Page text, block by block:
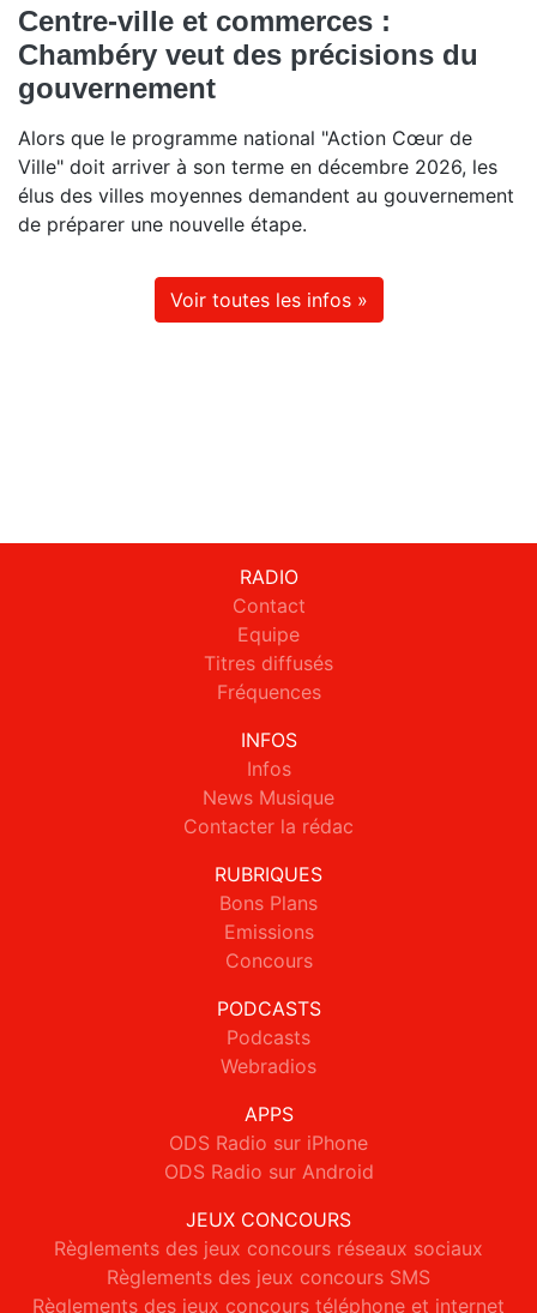
Centre-ville et commerces :
Chambéry veut des précisions du
gouvernement
Alors que le programme national "Action Cœur de
Ville" doit arriver à son terme en décembre 2026, les
élus des villes moyennes demandent au gouvernement
de préparer une nouvelle étape.
Voir toutes les infos »
RADIO
Contact
Equipe
Titres diffusés
Fréquences
INFOS
Infos
News Musique
Contacter la rédac
RUBRIQUES
Bons Plans
Emissions
Concours
PODCASTS
Podcasts
Webradios
APPS
ODS Radio sur iPhone
ODS Radio sur Android
JEUX CONCOURS
Règlements des jeux concours réseaux sociaux
Règlements des jeux concours SMS
Règlements des jeux concours téléphone et internet